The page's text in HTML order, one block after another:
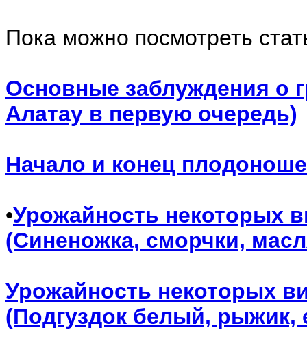
Пока можно посмотреть
Основные заблуждения о
Алатау в первую очередь)
Начало и конец
•Урожайность некоторых
(Синеножка, сморчки,
Урожайность некоторых
(Подгуздок белый, рыжик,